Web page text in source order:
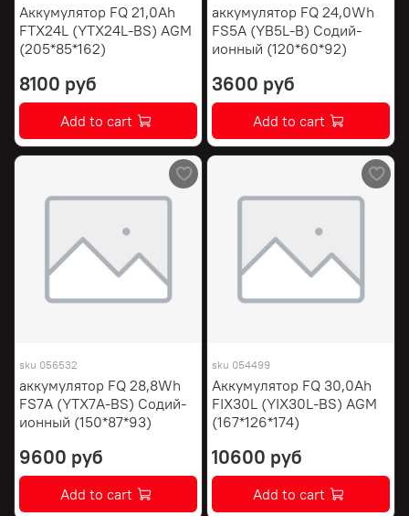
Аккумулятор FQ 21,0Ah
FTX24L (YTX24L-BS) AGM
(205*85*162)
8100 руб
Add to cart
аккумулятор FQ 24,0Wh
FS5A (YB5L-B) Содий-
ионный (120*60*92)
3600 руб
Add to cart
sku 056532
аккумулятор FQ 28,8Wh
FS7A (YTX7A-BS) Содий-
ионный (150*87*93)
9600 руб
Add to cart
sku 054499
Аккумулятор FQ 30,0Ah
FIX30L (YIX30L-BS) AGM
(167*126*174)
10600 руб
Add to cart